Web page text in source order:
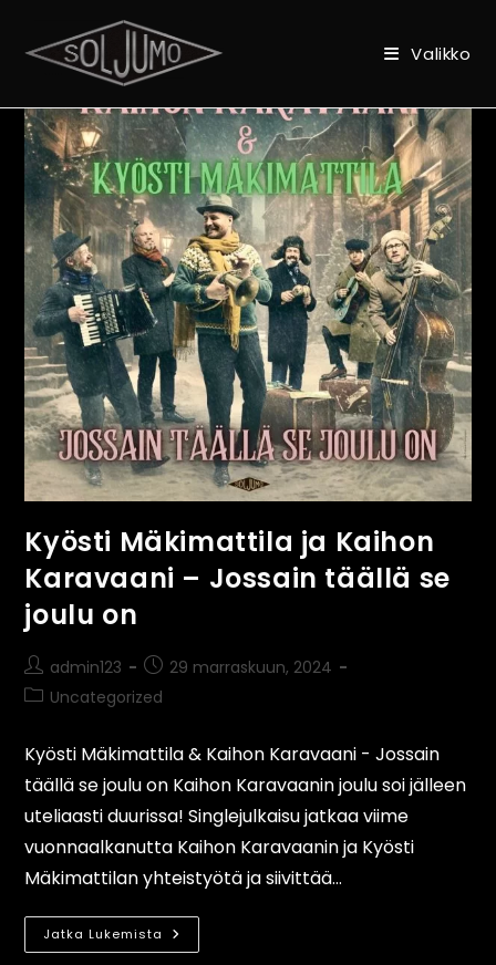
Valikko
Kyösti Mäkimattila ja Kaihon
Karavaani – Jossain täällä se
joulu on
admin123
29 marraskuun, 2024
Uncategorized
Kyösti Mäkimattila & Kaihon Karavaani - Jossain
täällä se joulu on Kaihon Karavaanin joulu soi jälleen
uteliaasti duurissa! Singlejulkaisu jatkaa viime
vuonnaalkanutta Kaihon Karavaanin ja Kyösti
Mäkimattilan yhteistyötä ja siivittää…
Jatka Lukemista